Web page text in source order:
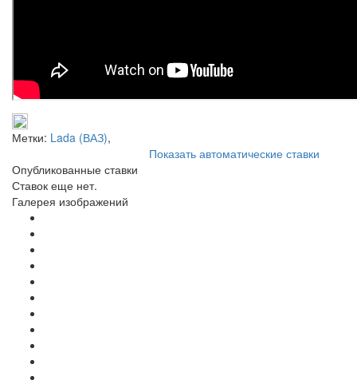
Метки: Lada (ВАЗ),
Показать автоматические ставки
Опубликованные ставки
Ставок еще нет.
Галерея изображений